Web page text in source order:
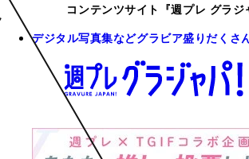
コンテンツサイト『週プレ グラジ
デジタル写真集などグラビア盛りだくさ